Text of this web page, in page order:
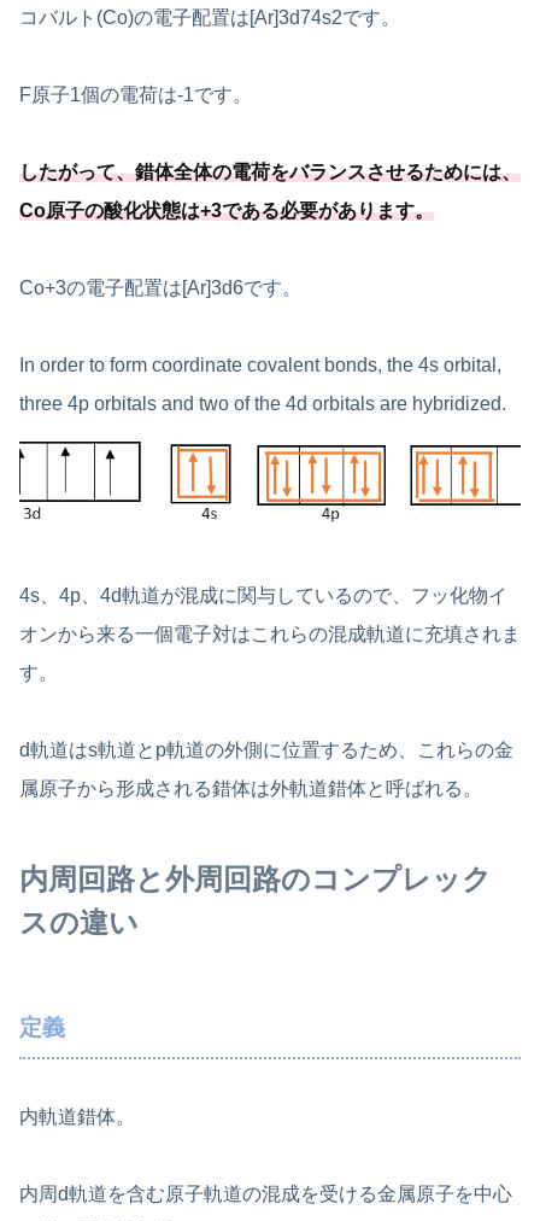
コバルト(Co)の電子配置は[Ar]3d74s2です。
F原子1個の電荷は-1です。
したがって、錯体全体の電荷をバランスさせるためには、
Co原子の酸化状態は+3である必要があります。
Co+3の電子配置は[Ar]3d6です。
In order to form coordinate covalent bonds, the 4s orbital,
three 4p orbitals and two of the 4d orbitals are hybridized.
4s、4p、4d軌道が混成に関与しているので、フッ化物イ
オンから来る一個電子対はこれらの混成軌道に充填されま
す。
d軌道はs軌道とp軌道の外側に位置するため、これらの金
属原子から形成される錯体は外軌道錯体と呼ばれる。
内周回路と外周回路のコンプレック
スの違い
定義
内軌道錯体。
内周d軌道を含む原子軌道の混成を受ける金属原子を中心